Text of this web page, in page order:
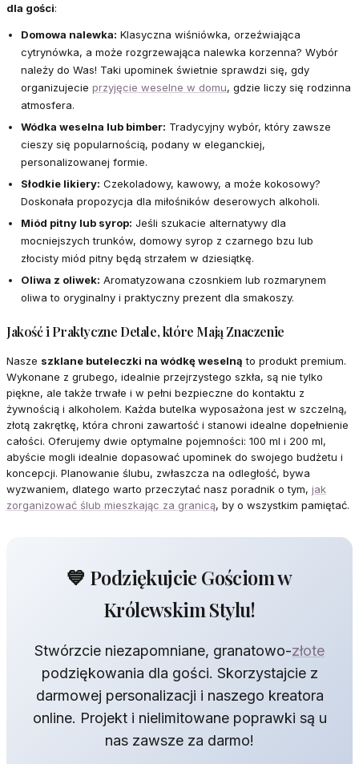
dla gości:
Domowa nalewka: Klasyczna wiśniówka, orzeźwiająca
cytrynówka, a może rozgrzewająca nalewka korzenna? Wybór
należy do Was! Taki upominek świetnie sprawdzi się, gdy
organizujecie przyjęcie weselne w domu, gdzie liczy się rodzinna
atmosfera.
Wódka weselna lub bimber: Tradycyjny wybór, który zawsze
cieszy się popularnością, podany w eleganckiej,
personalizowanej formie.
Słodkie likiery: Czekoladowy, kawowy, a może kokosowy?
Doskonała propozycja dla miłośników deserowych alkoholi.
Miód pitny lub syrop: Jeśli szukacie alternatywy dla
mocniejszych trunków, domowy syrop z czarnego bzu lub
złocisty miód pitny będą strzałem w dziesiątkę.
Oliwa z oliwek: Aromatyzowana czosnkiem lub rozmarynem
oliwa to oryginalny i praktyczny prezent dla smakoszy.
Jakość i Praktyczne Detale, które Mają Znaczenie
Nasze szklane buteleczki na wódkę weselną to produkt premium.
Wykonane z grubego, idealnie przejrzystego szkła, są nie tylko
piękne, ale także trwałe i w pełni bezpieczne do kontaktu z
żywnością i alkoholem. Każda butelka wyposażona jest w szczelną,
złotą zakrętkę, która chroni zawartość i stanowi idealne dopełnienie
całości. Oferujemy dwie optymalne pojemności: 100 ml i 200 ml,
abyście mogli idealnie dopasować upominek do swojego budżetu i
koncepcji. Planowanie ślubu, zwłaszcza na odległość, bywa
wyzwaniem, dlatego warto przeczytać nasz poradnik o tym, jak
zorganizować ślub mieszkając za granicą, by o wszystkim pamiętać.
💙 Podziękujcie Gościom w
Królewskim Stylu!
Stwórzcie niezapomniane, granatowo-złote
podziękowania dla gości. Skorzystajcie z
darmowej personalizacji i naszego kreatora
online. Projekt i nielimitowane poprawki są u
nas zawsze za darmo!